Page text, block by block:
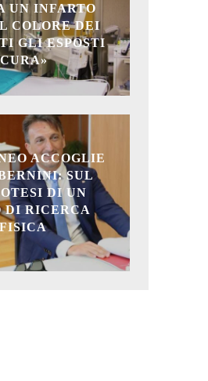
UN INFARTO
COLORE DEI
GLI ESPOSTI
ACCOGLIE
SUL
DI UN
DI RICERCA